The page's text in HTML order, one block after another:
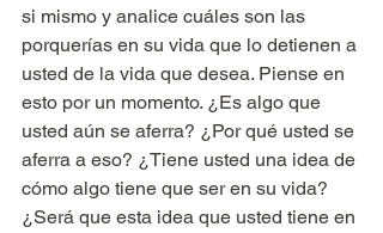
si mismo y analice cuáles son las
porquerías en su vida que lo detienen a
usted de la vida que desea. Piense en
esto por un momento. ¿Es algo que
usted aún se aferra? ¿Por qué usted se
aferra a eso? ¿Tiene usted una idea de
cómo algo tiene que ser en su vida?
¿Será que esta idea que usted tiene en